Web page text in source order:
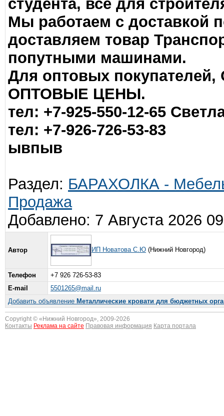
студента, все для
Мы работаем с доставкой
доставляем товар
попутными машинами.
Для оптовых
ОПТОВЫЕ ЦЕНЫ.
тел: +7-925-550-12-65
тел: +7-926-726-53-83
ывпыв
Раздел: БАРАХОЛКА -
Продажа
Добавлено: 7 Августа 2026
Автор ИП Новатова С.Ю (Нижний Новгород)
Телефон
+7 926 726-53-83
E-mail
5501265@mail.ru
Добавить объявление Металлические кровати для бюджетных
Copyright © « Нижний Новгород», 2009-2026
Контакты Реклама на сайте Правовая информация Карта портала